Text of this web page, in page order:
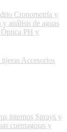
Cronometría y
y análisis de aguas
PH y
tijeras Accesorios
internos Sprays y
cuentagotas y